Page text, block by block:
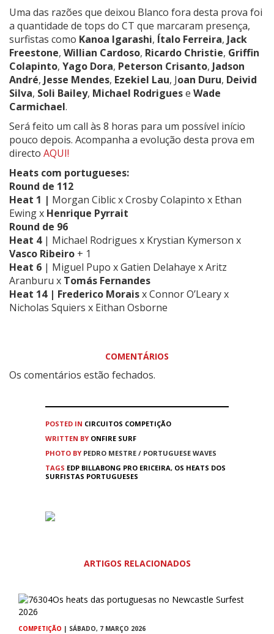
Uma das razões que deixou Blanco fora desta prova foi
a quantidade de tops do CT que marcaram presença,
surfistas como Kanoa Igarashi, Ítalo Ferreira, Jack
Freestone, Willian Cardoso, Ricardo Christie, Griffin
Colapinto, Yago Dora, Peterson Crisanto, Jadson
André, Jesse Mendes, Ezekiel Lau, Joan Duru, Deivid
Silva, Soli Bailey, Michael Rodriguese Wade
Carmichael.
Será feito um call às 8 horas para um possível início
pouco depois. Acompanha a evolução desta prova em
directo AQUI!
Heats com portugueses:
Round de 112
Heat 1 | Morgan Ciblic x Crosby Colapinto x Ethan
Ewing x Henrique Pyrrait
Round de 96
Heat 4| Michael Rodrigues x Krystian Kymerson x
Vasco Ribeiro + 1
Heat 6 | Miguel Pupo x Gatien Delahaye x Aritz
Aranburu x Tomás Fernandes
Heat 14 | Frederico Moraisx Connor O’Leary x
Nicholas Squiers x Eithan Osborne
COMENTÁRIOS
Os comentários estão fechados.
POSTED IN CIRCUITOS COMPETIÇÃO
WRITTEN BY ONFIRE SURF
PHOTO BY PEDRO MESTRE / PORTUGUESE WAVES
TAGS EDP BILLABONG PRO ERICEIRA, OS HEATS DOS
SURFISTAS PORTUGUESES
ARTIGOS RELACIONADOS
COMPETIÇÃO | SÁBADO, 7 MARÇO 2026